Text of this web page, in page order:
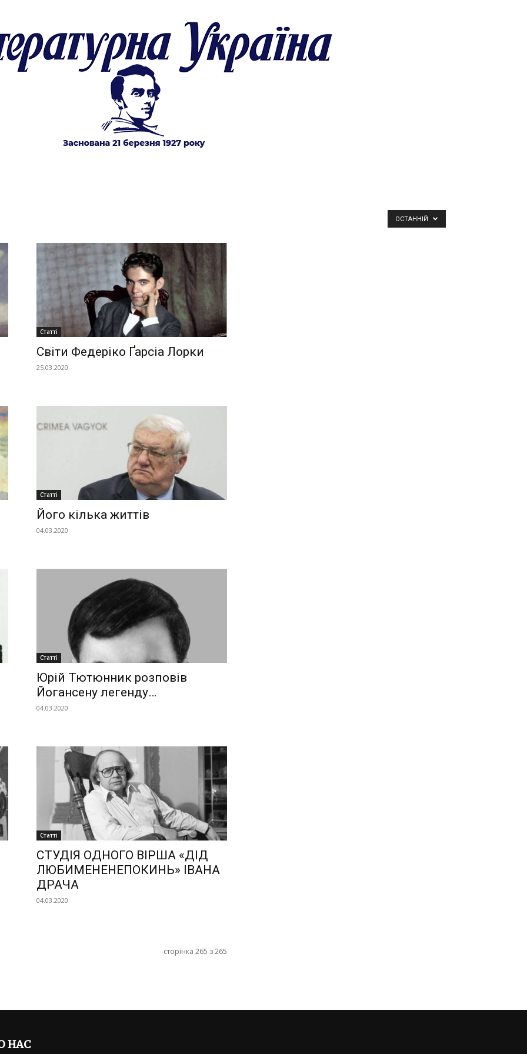
Україна
–
Літукраїна
ОСТАННІЙ
Статті
Світи Федеріко Ґарсіа Лорки
25.03.2020
Статті
Його кілька життів
04.03.2020
Статті
Юрій Тютюнник розповів
Йогансену легенду…
04.03.2020
Статті
СТУДІЯ ОДНОГО ВІРША «ДІД
ЛЮБИМЕНЕНЕПОКИНЬ» ІВАНА
ДРАЧА
04.03.2020
сторінка 265 з 265
НАС